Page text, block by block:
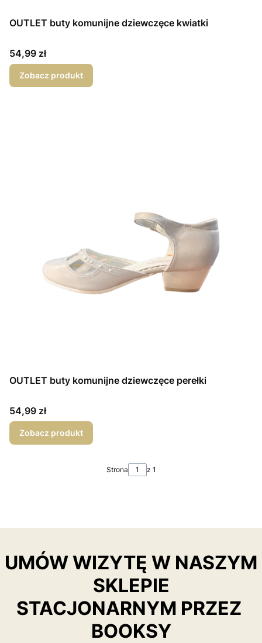
OUTLET buty komunijne dziewczęce kwiatki
Cena
54,99 zł
Zobacz produkt
OUTLET buty komunijne dziewczęce perełki
Cena
54,99 zł
Zobacz produkt
Strona z 1
UMÓW WIZYTĘ W NASZYM
SKLEPIE
STACJONARNYM PRZEZ
BOOKSY